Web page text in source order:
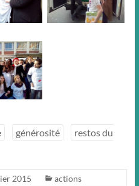
générosité
restos du
2015 actions